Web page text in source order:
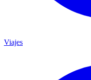
Viajes